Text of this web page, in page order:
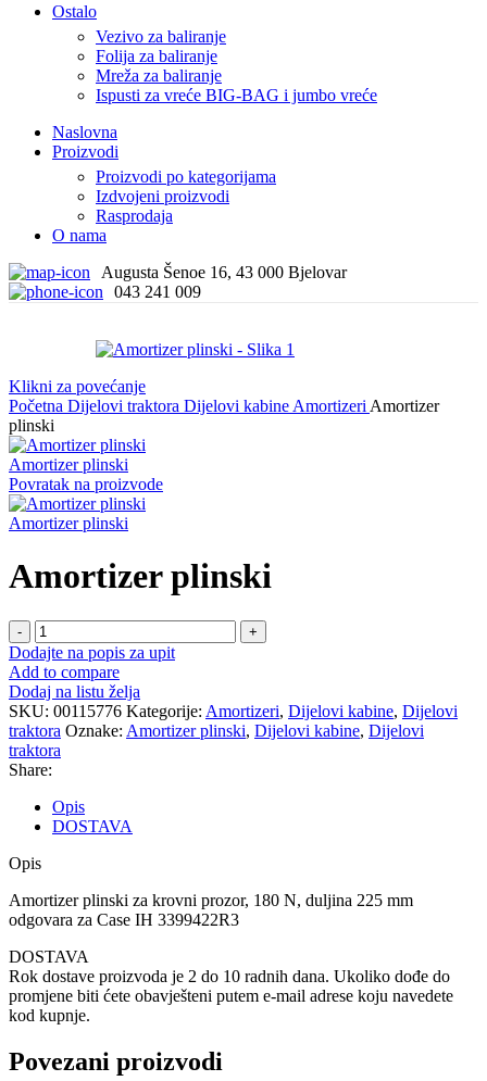
Ostalo
Vezivo za baliranje
Folija za baliranje
Mreža za baliranje
Ispusti za vreće BIG-BAG i jumbo vreće
Naslovna
Proizvodi
Proizvodi po kategorijama
Izdvojeni proizvodi
Rasprodaja
O nama
Augusta Šenoe 16, 43 000 Bjelovar
043 241 009
Klikni za povećanje
Početna Dijelovi traktora Dijelovi kabine Amortizeri Amortizer
plinski
Amortizer plinski
Povratak na proizvode
Amortizer plinski
Amortizer plinski
Amortizer
plinski
količina
Dodajte na popis za upit
Add to compare
Dodaj na listu želja
SKU: 00115776 Kategorije: Amortizeri, Dijelovi kabine, Dijelovi
traktora Oznake: Amortizer plinski, Dijelovi kabine, Dijelovi
traktora
Share:
Opis
DOSTAVA
Opis
Amortizer plinski za krovni prozor, 180 N, duljina 225 mm
odgovara za Case IH 3399422R3
DOSTAVA
Rok dostave proizvoda je 2 do 10 radnih dana. Ukoliko dođe do
promjene biti ćete obavješteni putem e-mail adrese koju navedete
kod kupnje.
Povezani proizvodi